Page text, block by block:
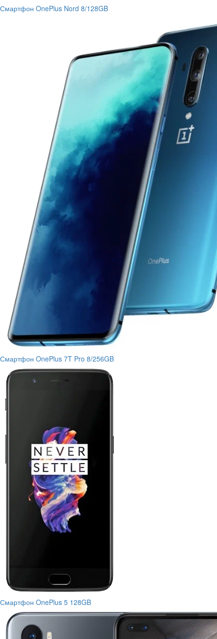
Смартфон OnePlus Nord 8/128GB
Смартфон OnePlus 7T Pro 8/256GB
Смартфон OnePlus 5 128GB